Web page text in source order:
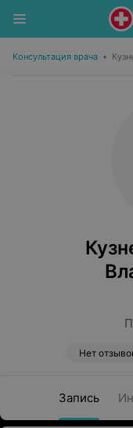
Консультация врача •
Нет
Запись